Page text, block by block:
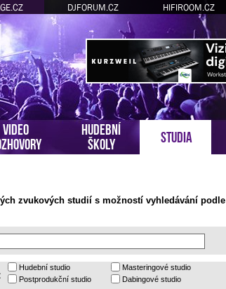
DJFORUM.CZ HIFIROOM.CZ
VIDEO
HUDEBNÍ
ŠKOLY
STUDIA
zvukových studií s možností vyhledávání podle
Masteringové studio
Dabingové studio
Hudebnístudio
Postprodukčnístudio